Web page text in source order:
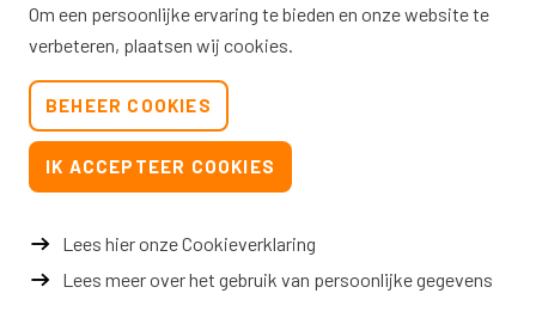
© 2026 Nevobo
Nieuwsbrieven
Privacy & cookies
Verkoopvoorwaarden evenementen
Om een persoonlijke ervaring te bieden en onze website te
verbeteren, plaatsen wij cookies.
BEHEER COOKIES
IK ACCEPTEER COOKIES
Lees hier onze Cookieverklaring
Lees meer over het gebruik van persoonlijke gegevens